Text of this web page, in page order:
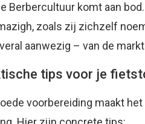
Berbercultuur komt aan
zoals zij zichzelf
aanwezig – van de
tips voor je
voorbereiding maakt